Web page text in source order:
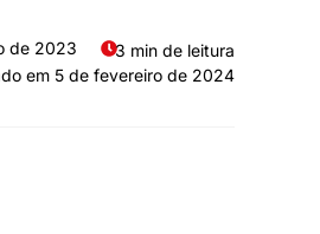
de 2023
3 min de leitura
5 de fevereiro de 2024